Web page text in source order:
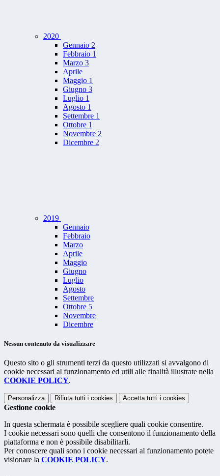
2020
Gennaio 2
Febbraio 1
Marzo 3
Aprile
Maggio 1
Giugno 3
Luglio 1
Agosto 1
Settembre 1
Ottobre 1
Novembre 2
Dicembre 2
2019
Gennaio
Febbraio
Marzo
Aprile
Maggio
Giugno
Luglio
Agosto
Settembre
Ottobre 5
Novembre
Dicembre
Nessun contenuto da visualizzare
Questo sito o gli strumenti terzi da questo utilizzati si avvalgono di
cookie necessari al funzionamento ed utili alle finalità illustrate nella
COOKIE POLICY.
Personalizza Rifiuta tutti i cookies Accetta tutti i cookies
Gestione cookie
In questa schermata è possibile scegliere quali cookie consentire.
I cookie necessari sono quelli che consentono il funzionamento della
piattaforma e non è possibile disabilitarli.
Per conoscere quali sono i cookie necessari al funzionamento potete
visionare la COOKIE POLICY.